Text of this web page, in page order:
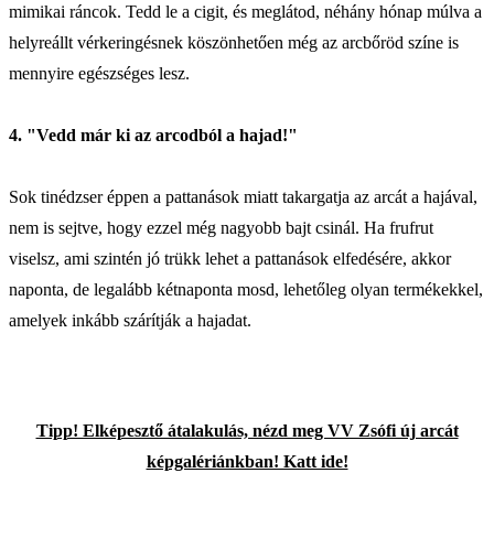
mimikai ráncok. Tedd le a cigit, és meglátod, néhány hónap múlva a
helyreállt vérkeringésnek köszönhetően még az arcbőröd színe is
mennyire egészséges lesz.
4. "Vedd már ki az arcodból a hajad!"
Sok tinédzser éppen a pattanások miatt takargatja az arcát a hajával,
nem is sejtve, hogy ezzel még nagyobb bajt csinál. Ha frufrut
viselsz, ami szintén jó trükk lehet a pattanások elfedésére, akkor
naponta, de legalább kétnaponta mosd, lehetőleg olyan termékekkel,
amelyek inkább szárítják a hajadat.
Tipp! Elképesztő átalakulás, nézd meg VV Zsófi új arcát
képgalériánkban! Katt ide!